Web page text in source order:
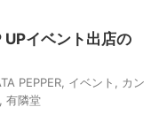
UPイベント出店の
PEPPER イベント
カン
有隣堂